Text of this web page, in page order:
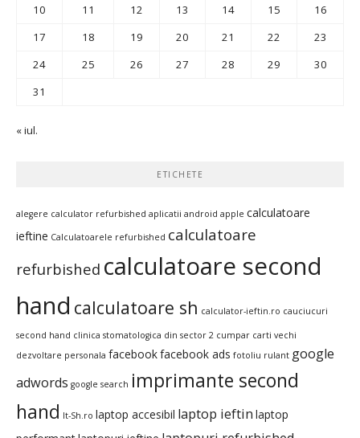
10
11 12 13 14 15
16
17
18 19 20 21 22
23
24
25 26 27 28 29
30
31
« iul.
ETICHETE
alegere calculator refurbished aplicatii android apple calculatoare
ieftine Calculatoarele refurbished calculatoare
refurbished calculatoare second
hand calculatoare sh calculator-ieftin.ro cauciucuri
second hand clinica stomatologica din sector 2 cumpar carti vechi
dezvoltare personala facebookfacebook ads fotoliu rulant google
adwords google search imprimante second
hand It-Sh.ro laptop accesibil laptop ieftin laptop